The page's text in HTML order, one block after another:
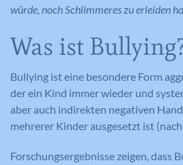
würde, noch Schlimmeres zu erleiden
Was ist
Bullying ist eine besondere Form
der ein Kind immer wieder und
aber auch indirekten negativen
mehrerer Kinder ausgesetzt ist
Forschungsergebnisse zeigen, dass